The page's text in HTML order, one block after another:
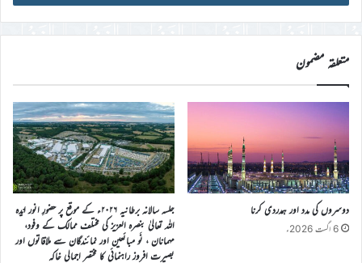
ڈی
درج
کریں
متعلقہ مضمون
دوسروں کی مدد اور ہمدردی کرنا
6 اگست 2026ء
جلسہ سالانہ برطانیہ ۲۰۲۶ء کے موقع پر حضورِ انور ایّدہ
الله تعالیٰ بنصرہ العزیز کی مختلف ممالک کے وفود،
مہمانان ، نَو مبائعین اور نمائندگان سے ملاقاتوں اور
بصیرت افروز راہنمائی کا مختصر اجمالی خاکہ